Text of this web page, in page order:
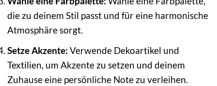
die zu deinem Stil passt und für eine harmonische
Atmosphäre sorgt.
Setze Akzente: Verwende Dekoartikel und
Textilien, um Akzente zu setzen und deinem
Zuhause eine persönliche Note zu verleihen.